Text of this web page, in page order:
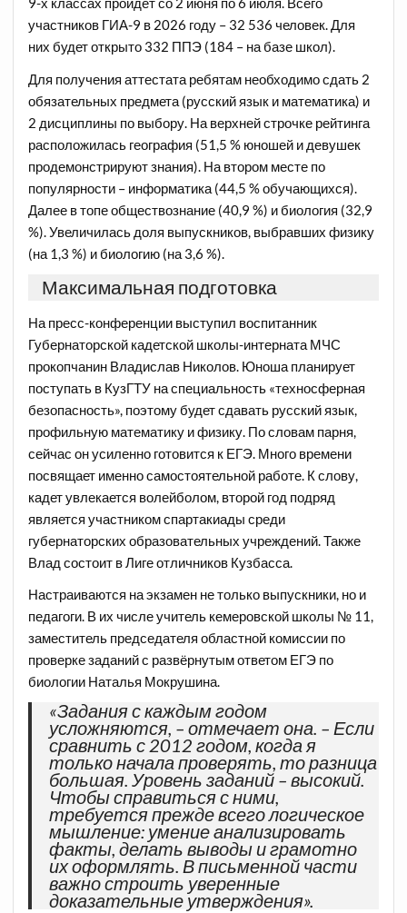
участников ГИА-9 в 2026 году – 32 536 человек. Для
них будет открыто 332 ППЭ (184 – на базе школ).
Для получения аттестата ребятам необходимо сдать 2
обязательных предмета (русский язык и математика) и
2 дисциплины по выбору. На верхней строчке рейтинга
расположилась география (51,5 % юношей и девушек
продемонстрируют знания). На втором месте по
популярности – информатика (44,5 % обучающихся).
Далее в топе обществознание (40,9 %) и биология (32,9
%). Увеличилась доля выпускников, выбравших физику
(на 1,3 %) и биологию (на 3,6 %).
Максимальная подготовка
На пресс-конференции выступил воспитанник
Губернаторской кадетской школы-интерната МЧС
прокопчанин Владислав Николов. Юноша планирует
поступать в КузГТУ на специальность «техносферная
безопасность», поэтому будет сдавать русский язык,
профильную математику и физику. По словам парня,
сейчас он усиленно готовится к ЕГЭ. Много времени
посвящает именно самостоятельной работе. К слову,
кадет увлекается волейболом, второй год подряд
является участником спартакиады среди
губернаторских образовательных учреждений. Также
Влад состоит в Лиге отличников Кузбасса.
Настраиваются на экзамен не только выпускники, но и
педагоги. В их числе учитель кемеровской школы № 11,
заместитель председателя областной комиссии по
проверке заданий с развёрнутым ответом ЕГЭ по
биологии Наталья Мокрушина.
«Задания с каждым годом
усложняются, – отмечает она. – Если
сравнить с 2012 годом, когда я
только начала проверять, то разница
большая. Уровень заданий – высокий.
Чтобы справиться с ними,
требуется прежде всего логическое
мышление: умение анализировать
факты, делать выводы и грамотно
их оформлять. В письменной части
важно строить уверенные
доказательные утверждения».